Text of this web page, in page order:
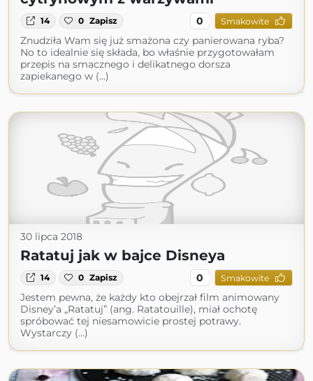
14 0 Zapisz 0 Smakowite
Znudziła Wam się już smażona czy panierowana ryba?
No to idealnie się składa, bo właśnie przygotowałam
przepis na smacznego i delikatnego dorsza
zapiekanego w (...)
30 lipca 2018
Ratatuj jak w bajce Disneya
14 0 Zapisz 0 Smakowite
Jestem pewna, że każdy kto obejrzał film animowany
Disney’a „Ratatuj” (ang. Ratatouille), miał ochotę
spróbować tej niesamowicie prostej potrawy.
Wystarczy (...)